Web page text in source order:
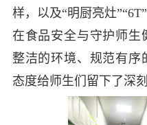
样，以及“明厨亮灶
在食品安全与守护师生
整洁的环境、规范有序
态度给师生们留下了深刻